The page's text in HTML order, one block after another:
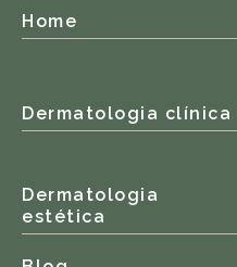
Home
Dermatologia clínica
Dermatologia
estética